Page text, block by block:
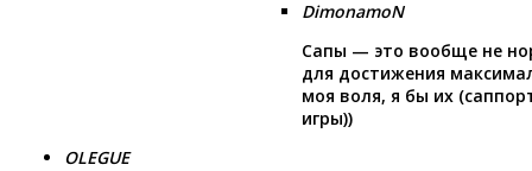
DimonamoN
Сапы — это вообще не
для достижения
моя воля, я бы их
игры))
OLEGUE